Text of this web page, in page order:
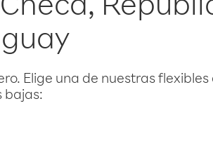
Elige una de nuestras
bajas: